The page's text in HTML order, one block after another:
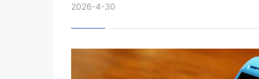
2026-4-30